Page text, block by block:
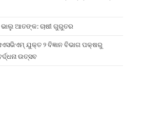
ଆତଙ୍କ: ଚାଷୀ ଗୁରୁତର
ଯୁକ୍ତ ୨ ବିଜ୍ଞାନ ବିଭାଗ ପକ୍ଷରୁ
ଉତ୍ସବ